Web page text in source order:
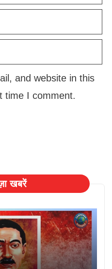
and website in this
time I comment.
खबरें